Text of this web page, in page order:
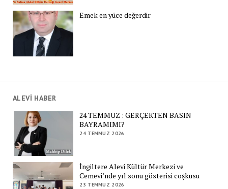
Emek en yüce değerdir
ALEVİ HABER
24 TEMMUZ : GERÇEKTEN BASIN
BAYRAMIMI?
24 TEMMUZ 2026
İngiltere Alevi Kültür Merkezi ve
Cemevi’nde yıl sonu gösterisi coşkusu
23 TEMMUZ 2026